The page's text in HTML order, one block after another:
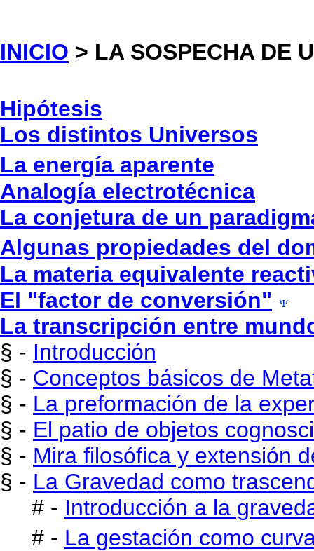
INICIO > LA SOSPECHA DE
Hipótesis
Los distintos Universos
La energía aparente
Analogía electrotécnica
La conjetura de un
Algunas propiedades del
La materia equivalente
El "factor de conversión"
La transcripción entre
§ - Introducción
§ - Conceptos básicos de
§ - La preformación de la
§ - El patio de objetos
§ - Mira filosófica y extensión
§ - La Gravedad como
# - Introducción a la
# - La gestación como